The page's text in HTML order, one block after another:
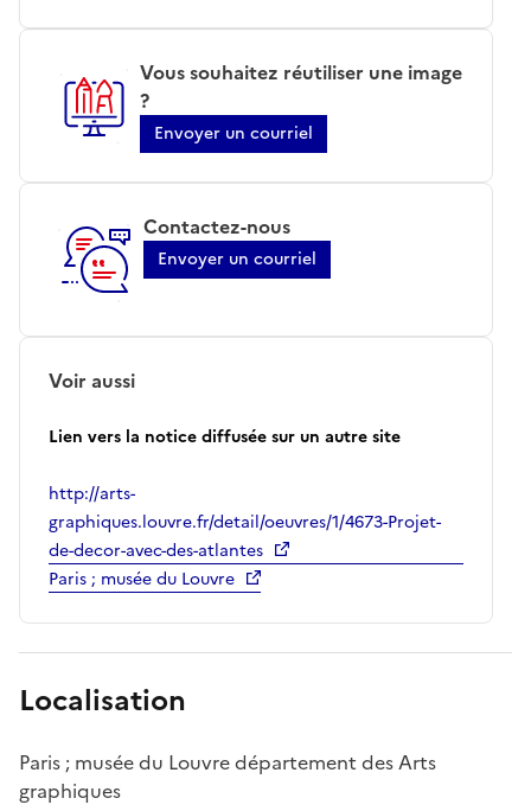
Vous souhaitez réutiliser une image
?
Envoyer un courriel
Contactez-nous
Envoyer un courriel
Voir aussi
Lien vers la notice diffusée sur un autre site
http://arts-
graphiques.louvre.fr/detail/oeuvres/1/4673-Projet-
de-decor-avec-des-atlantes
Paris ; musée du Louvre
Localisation
Paris ; musée du Louvre département des Arts
graphiques